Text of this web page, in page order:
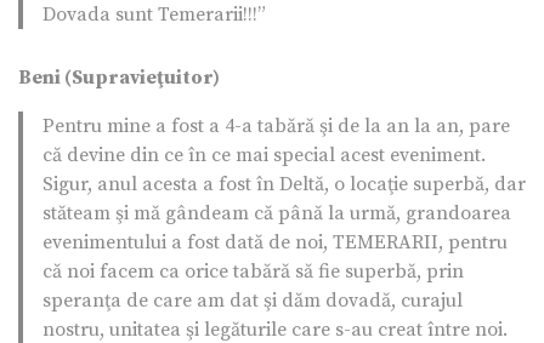
Dovada sunt Temerarii!!!”
Beni (Supravieţuitor)
Pentru mine a fost a 4-a tabără şi de la an la an, pare
că devine din ce în ce mai special acest eveniment.
Sigur, anul acesta a fost în Deltă, o locaţie superbă, dar
stăteam şi mă gândeam că până la urmă, grandoarea
evenimentului a fost dată de noi, TEMERARII, pentru
că noi facem ca orice tabără să fie superbă, prin
speranţa de care am dat şi dăm dovadă, curajul
nostru, unitatea şi legăturile care s-au creat între noi.